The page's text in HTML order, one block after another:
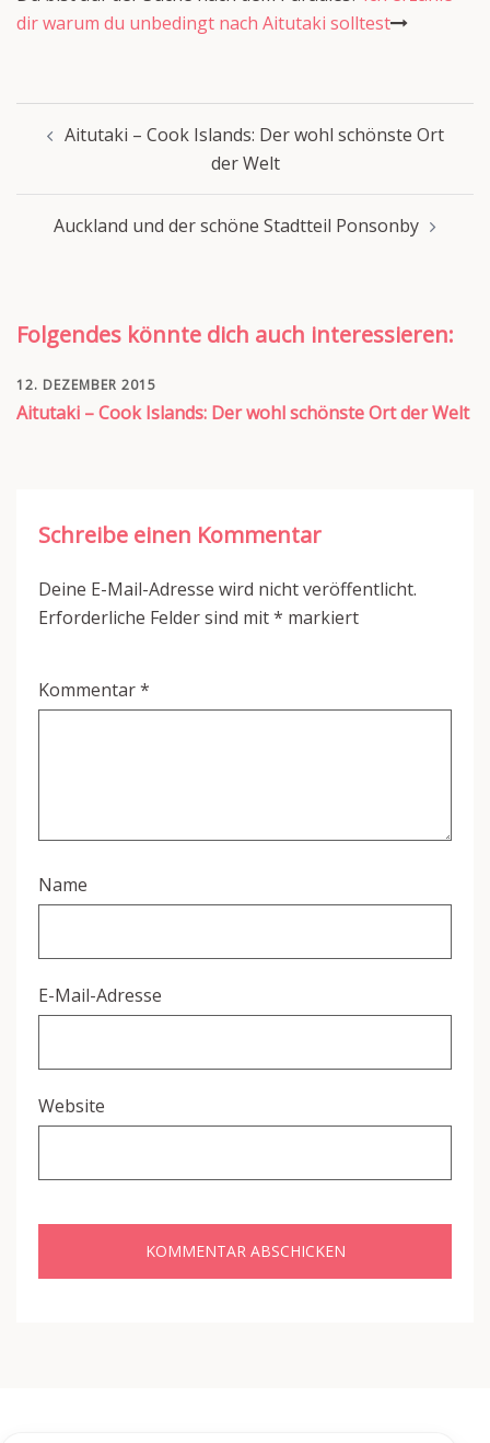
dir warum du unbedingt nach Aitutaki solltest
Beitragsnavigation
Aitutaki – Cook Islands: Der wohl schönste Ort
der Welt
Auckland und der schöne Stadtteil Ponsonby
Folgendes könnte dich auch interessieren:
12. DEZEMBER 2015
Aitutaki – Cook Islands: Der wohl schönste Ort der Welt
Schreibe einen Kommentar
Deine E-Mail-Adresse wird nicht veröffentlicht.
Erforderliche Felder sind mit* markiert
Kommentar*
Name
E-Mail-Adresse
Website